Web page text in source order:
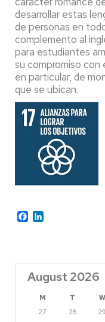
desarrollar estas
de personas en
complemento al
para estudiantes
su compromiso con
en particular, de
que se ubican.
Facebook
August 2026
M T W
27
28 29